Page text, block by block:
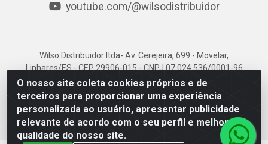
O nosso site coleta cookies próprios e de
terceiros para proporcionar uma experiência
personalizada ao usuário, apresentar publicidade
relevante de acordo com o seu perfil e melhorar a
qualidade do nosso site.
youtube.com/@wilsodistribuidor
Wilso Distribuidor ltda- Av. Cerejeira, 699 - Movelar,
Linhares/ES - CEP 29906-015 - CNPJ 07.024.536/0001-96